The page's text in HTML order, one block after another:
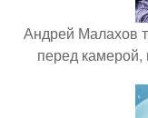
Андрей Малахов
перед камерой,